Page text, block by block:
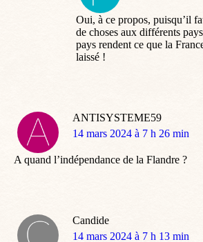
Oui, à ce propos, puisqu’il
de choses aux différents
pays rendent ce que la
laissé !
ANTISYSTEME59
dit
14 mars 2024 à 7 h 26 min
A quand l’indépendance de la Flandre ?
Candide
dit
14 mars 2024 à 7 h 13 min